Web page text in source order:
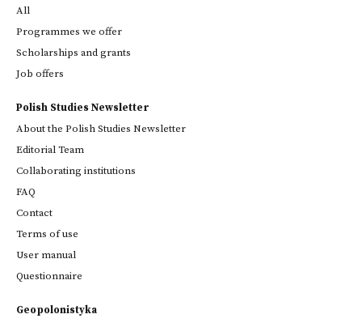
All
Programmes we offer
Scholarships and grants
Job offers
Polish Studies Newsletter
About the Polish Studies Newsletter
Editorial Team
Collaborating institutions
FAQ
Contact
Terms of use
User manual
Questionnaire
Geopolonistyka